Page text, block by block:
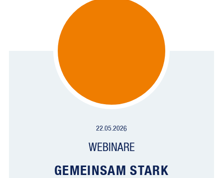
22.05.2026
WEBINARE
GEMEINSAM STARK